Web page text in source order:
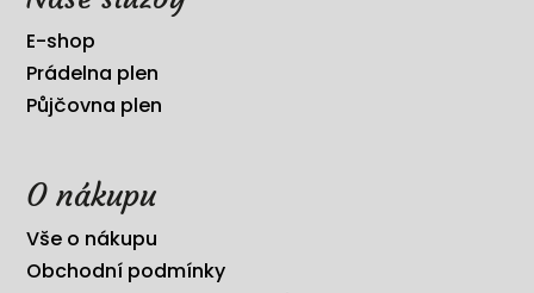
E-shop
Prádelna plen
Půjčovna plen
O nákupu
Vše o nákupu
Obchodní podmínky